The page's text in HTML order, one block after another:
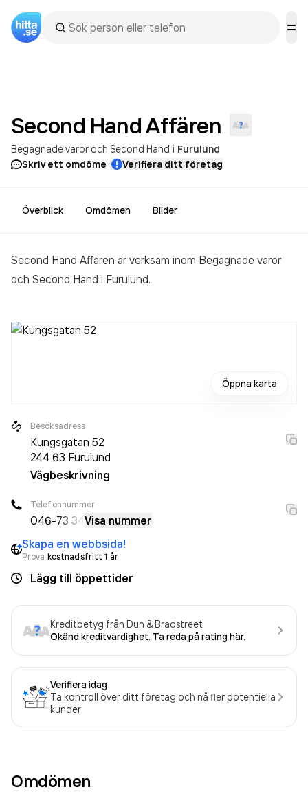
Second HandAffären
Begagnade varor och Second Hand i Furulund
Skriv ett omdöme· Verifiera ditt företag
Överblick Omdömen Bilder
Second Hand Affären är verksam inom Begagnade varor
och Second Hand i Furulund.
Öppna karta
Besöksadress
Kungsgatan 52
244 63 Furulund
Vägbeskrivning
Telefonnummer
046-73 34 Visa nummer
Skapa en webbsida!
Prova kostnadsfritt 1 år
Lägg till öppettider
Kreditbetyg från Dun & Bradstreet
Okänd kreditvärdighet. Ta reda på rating här.
Verifiera idag
Ta kontroll över ditt företag och nå fler potentiella
kunder
Omdömen